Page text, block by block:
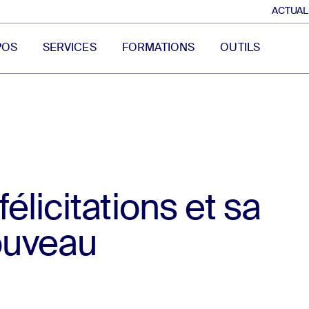
SERVICES FORMATIONS OUTILS
et sa